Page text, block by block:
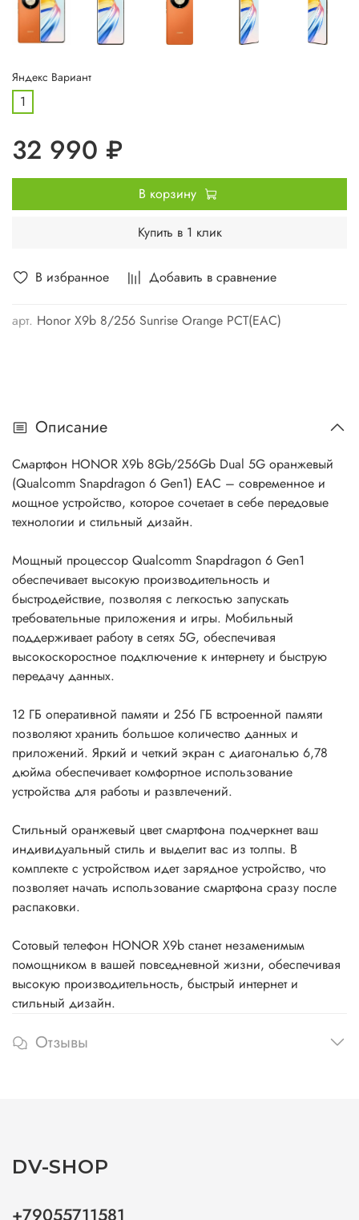
В избранное Добавить в сравнение
арт. Honor X9b 8/256 Sunrise Orange РСТ(ЕАС)
Яндекс Вариант
1
32 990 ₽
В корзину
Купить в 1 клик
Описание
Смартфон HONOR X9b 8Gb/256Gb Dual 5G оранжевый
(Qualcomm Snapdragon 6 Gen1) EAC – современное и
мощное устройство, которое сочетает в себе передовые
технологии и стильный дизайн.
Мощный процессор Qualcomm Snapdragon 6 Gen1
обеспечивает высокую производительность и
быстродействие, позволяя с легкостью запускать
требовательные приложения и игры. Мобильный
поддерживает работу в сетях 5G, обеспечивая
высокоскоростное подключение к интернету и быструю
передачу данных.
12 ГБ оперативной памяти и 256 ГБ встроенной памяти
позволяют хранить большое количество данных и
приложений. Яркий и четкий экран с диагональю 6,78
дюйма обеспечивает комфортное использование
устройства для работы и развлечений.
Стильный оранжевый цвет смартфона подчеркнет ваш
индивидуальный стиль и выделит вас из толпы. В
комплекте с устройством идет зарядное устройство, что
позволяет начать использование смартфона сразу после
распаковки.
Сотовый телефон HONOR X9b станет незаменимым
помощником в вашей повседневной жизни, обеспечивая
высокую производительность, быстрый интернет и
стильный дизайн.
Отзывы
DV-SHOP